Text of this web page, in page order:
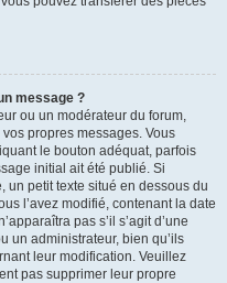
message ?
ou un modérateur du forum,
propres messages. Vous
le bouton adéquat, parfois
initial ait été publié. Si
un petit texte situé en dessous du
l’avez modifié, contenant la date
pas s’il s’agit d’une
un administrateur, bien qu’ils
leur modification. Veuillez
pas supprimer leur propre